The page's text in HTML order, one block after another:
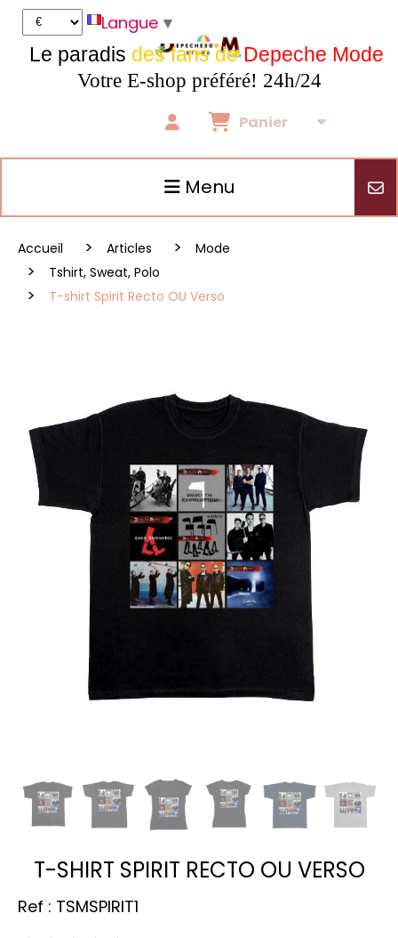
Le paradis des fans deDepeche Mode
Votre E-shop préféré! 24h/24
Panier
Menu
Accueil Articles
Mode
Tshirt, Sweat, Polo
T-shirt Spirit Recto OU Verso
T-SHIRT SPIRIT RECTO OU VERSO
Ref : TSMSPIRIT1
Langue ▼
Panneau de gestion des cookies